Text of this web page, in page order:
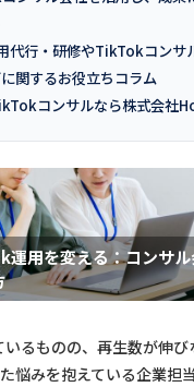
代行・研修やTikTokコンサ
関するお役立ちコラム
コンサルなら株式会社
運用を変える：コンサ
るものの、再生数が伸び
悩みを抱えている企業担